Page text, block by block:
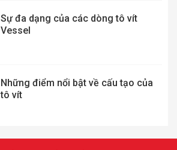
Sự đa dạng của các dòng tô vít
Vessel
Những điểm nổi bật về cấu tạo của
tô vít